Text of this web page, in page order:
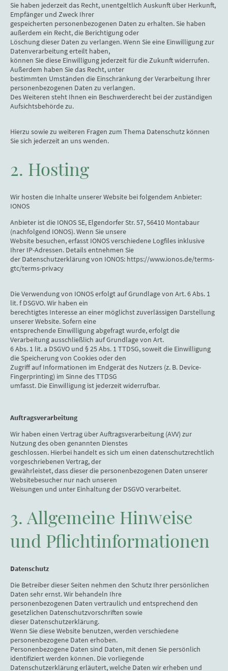
Sie haben jederzeit das Recht, unentgeltlich Auskunft über Herkunft,
Empfänger und Zweck Ihrer
gespeicherten personenbezogenen Daten zu erhalten. Sie haben
außerdem ein Recht, die Berichtigung oder
Löschung dieser Daten zu verlangen. Wenn Sie eine Einwilligung zur
Datenverarbeitung erteilt haben,
können Sie diese Einwilligung jederzeit für die Zukunft widerrufen.
Außerdem haben Sie das Recht, unter
bestimmten Umständen die Einschränkung der Verarbeitung Ihrer
personenbezogenen Daten zu verlangen.
Des Weiteren steht Ihnen ein Beschwerderecht bei der zuständigen
Aufsichtsbehörde zu.
Hierzu sowie zu weiteren Fragen zum Thema Datenschutz können
Sie sich jederzeit an uns wenden.
2. Hosting
Wir hosten die Inhalte unserer Website bei folgendem Anbieter:
IONOS
Anbieter ist die IONOS SE, Elgendorfer Str. 57, 56410 Montabaur
(nachfolgend IONOS). Wenn Sie unsere
Website besuchen, erfasst IONOS verschiedene Logfiles inklusive
Ihrer IP-Adressen. Details entnehmen Sie
der Datenschutzerklärung von IONOS: https://www.ionos.de/terms-
gtc/terms-privacy
Die Verwendung von IONOS erfolgt auf Grundlage von Art. 6 Abs. 1
lit. f DSGVO. Wir haben ein
berechtigtes Interesse an einer möglichst zuverlässigen Darstellung
unserer Website. Sofern eine
entsprechende Einwilligung abgefragt wurde, erfolgt die
Verarbeitung ausschließlich auf Grundlage von Art.
6 Abs. 1 lit. a DSGVO und § 25 Abs. 1 TTDSG, soweit die Einwilligung
die Speicherung von Cookies oder den
Zugriff auf Informationen im Endgerät des Nutzers (z. B. Device-
Fingerprinting) im Sinne des TTDSG
umfasst. Die Einwilligung ist jederzeit widerrufbar.
Auftragsverarbeitung
Wir haben einen Vertrag über Auftragsverarbeitung (AVV) zur
Nutzung des oben genannten Dienstes
geschlossen. Hierbei handelt es sich um einen datenschutzrechtlich
vorgeschriebenen Vertrag, der
gewährleistet, dass dieser die personenbezogenen Daten unserer
Websitebesucher nur nach unseren
Weisungen und unter Einhaltung der DSGVO verarbeitet.
3. Allgemeine Hinweise
und Pflichtinformationen
Datenschutz
Die Betreiber dieser Seiten nehmen den Schutz Ihrer persönlichen
Daten sehr ernst. Wir behandeln Ihre
personenbezogenen Daten vertraulich und entsprechend den
gesetzlichen Datenschutzvorschriften sowie
dieser Datenschutzerklärung.
Wenn Sie diese Website benutzen, werden verschiedene
personenbezogene Daten erhoben.
Personenbezogene Daten sind Daten, mit denen Sie persönlich
identifiziert werden können. Die vorliegende
Datenschutzerklärung erläutert, welche Daten wir erheben und